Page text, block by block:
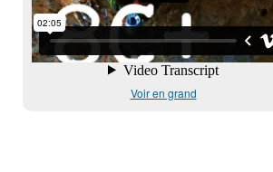
Voir en grand